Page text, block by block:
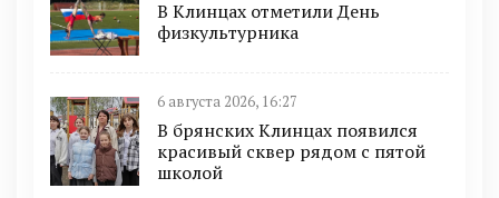
В Клинцах отметили День
физкультурника
6 августа 2026, 16:27
В брянских Клинцах появился
красивый сквер рядом с пятой
школой